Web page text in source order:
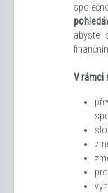
abyste
V rámci